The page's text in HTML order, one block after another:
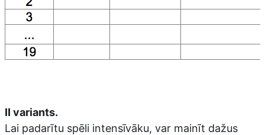
II variants.
Lai padarītu spēli intensīvāku, var mainīt dažus